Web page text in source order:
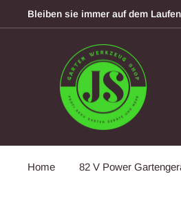
zum
Bleiben sie immer auf dem
werkzeugshop
Home 82 V Power